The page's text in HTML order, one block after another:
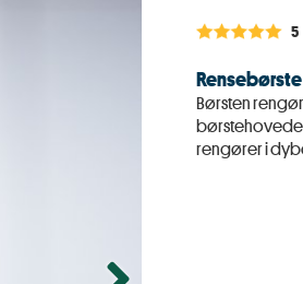
5
Børsten
rengører i